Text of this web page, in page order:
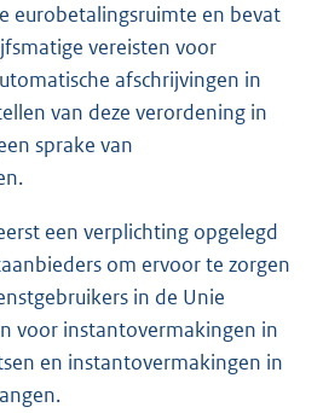
eurobetalingsruimte en bevat
vereisten voor
afschrijvingen in
van deze verordening in
sprake van
een verplichting opgelegd
om ervoor te zorgen
in de Unie
voor instantovermakingen in
en instantovermakingen in